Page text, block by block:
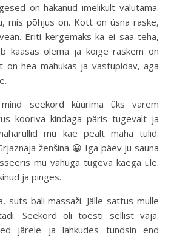
on hakanud imelikult valutama.
mis põhjus on. Kott on üsna raske,
Eriti kergemaks ka ei saa teha,
kaasas olema ja kõige raskem on
on hea mahukas ja vastupidav, aga
seekord küürima üks varem
kooriva kindaga päris tugevalt ja
mu käe pealt maha tulid.
ženšina 😀 Iga päev ju sauna
mu vahuga tugeva käega üle.
ja pinges.
suts bali massaži. Jälle sattus mulle
Seekord oli tõesti sellist vaja.
järele ja lahkudes tundsin end